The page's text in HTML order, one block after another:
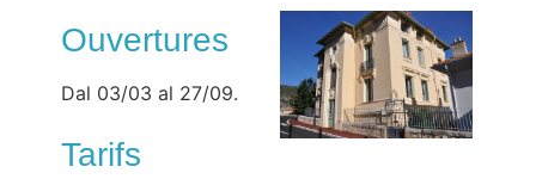
Ouvertures
Dal 03/03 al 27/09.
Tarifs